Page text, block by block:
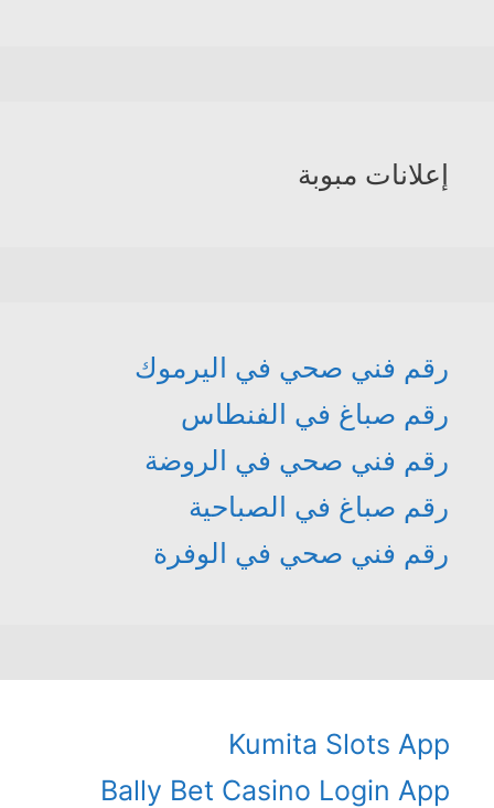
إعلانات مبوبة
رقم فني صحي في اليرموك
رقم صباغ في الفنطاس
رقم فني صحي في الروضة
رقم صباغ في الصباحية
رقم فني صحي في الوفرة
Kumita Slots App
Bally Bet Casino Login App